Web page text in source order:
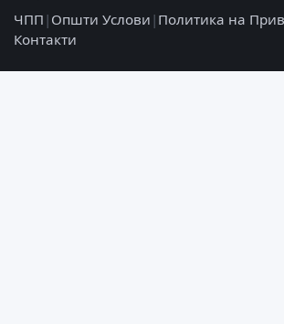
ЧПП | Општи Услови | Политика на
Контакти